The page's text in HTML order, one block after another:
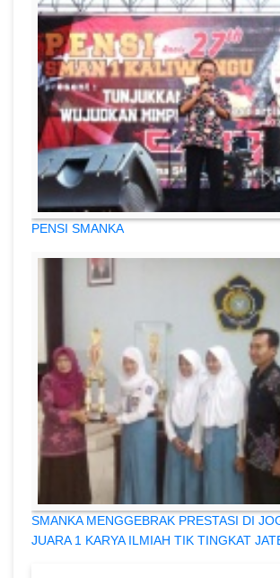
PENSI SMANKA
SMANKA MENGGEBRAK PRESTASI DI
JUARA 1 KARYA ILMIAH TIK TINGKAT